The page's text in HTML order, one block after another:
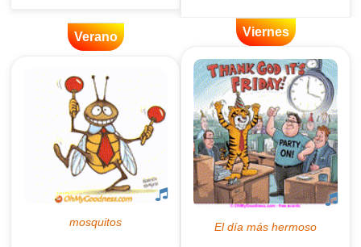
Verano Viernes